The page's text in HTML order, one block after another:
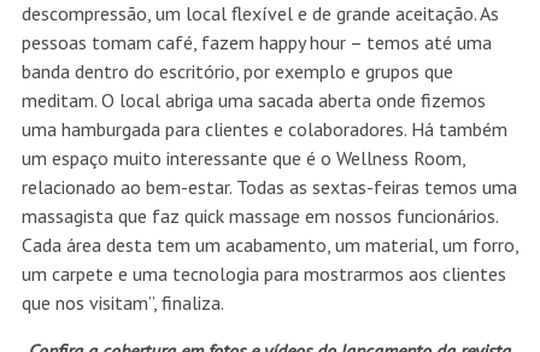
descompressão, um local flexível e de grande aceitação. As
pessoas tomam café, fazem happy hour – temos até uma
banda dentro do escritório, por exemplo e grupos que
meditam. O local abriga uma sacada aberta onde fizemos
uma hamburgada para clientes e colaboradores. Há também
um espaço muito interessante que é o Wellness Room,
relacionado ao bem-estar. Todas as sextas-feiras temos uma
massagista que faz quick massage em nossos funcionários.
Cada área desta tem um acabamento, um material, um forro,
um carpete e uma tecnologia para mostrarmos aos clientes
que nos visitam”, finaliza.